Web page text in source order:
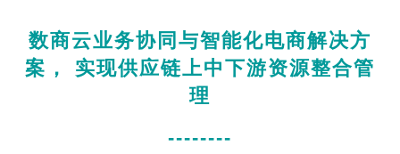
数商云业务协同与智能化电商解决方
案， 实现供应链上中下游资源整合管
理
--------